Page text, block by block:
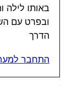
באותו
ובפרט עם
הדרך
התחבר